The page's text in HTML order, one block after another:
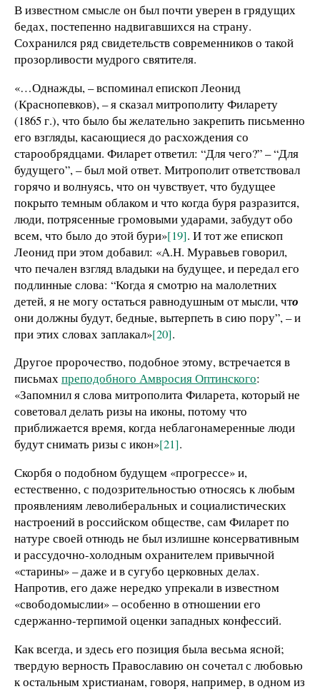
В известном смысле он был почти уверен в грядущих
бедах, постепенно надвигавшихся на страну.
Сохранился ряд свидетельств современников о такой
прозорливости мудрого святителя.
«…Однажды, – вспоминал епископ Леонид
(Краснопевков), – я сказал митрополиту Филарету
(1865 г.), что было бы желательно закрепить письменно
его взгляды, касающиеся до расхождения со
старообрядцами. Филарет ответил: “Для чего?” – “Для
будущего”, – был мой ответ. Митрополит ответствовал
горячо и волнуясь, что он чувствует, что будущее
покрыто темным облаком и что когда буря разразится,
люди, потрясенные громовыми ударами, забудут обо
всем, что было до этой бури»[19]. И тот же епископ
Леонид при этом добавил: «А.Н. Муравьев говорил,
что печален взгляд владыки на будущее, и передал его
подлинные слова: “Когда я смотрю на малолетних
детей, я не могу остаться равнодушным от мысли, что
они должны будут, бедные, вытерпеть в сию пору”, – и
при этих словах заплакал»[20].
Другое пророчество, подобное этому, встречается в
письмахпреподобного Амвросия Оптинского:
«Запомнил я слова митрополита Филарета, который не
советовал делать ризы на иконы, потому что
приближается время, когда неблагонамеренные люди
будут снимать ризы с икон»[21].
Скорбя о подобном будущем «прогрессе» и,
естественно, с подозрительностью относясь к любым
проявлениям леволиберальных и социалистических
настроений в российском обществе, сам Филарет по
натуре своей отнюдь не был излишне консервативным
и рассудочно-холодным охранителем привычной
«старины» – даже и в сугубо церковных делах.
Напротив, его даже нередко упрекали в известном
«свободомыслии» – особенно в отношении его
сдержанно-терпимой оценки западных конфессий.
Как всегда, и здесь его позиция была весьма ясной;
твердую верность Православию он сочетал с любовью
к остальным христианам, говоря, например, в одном из